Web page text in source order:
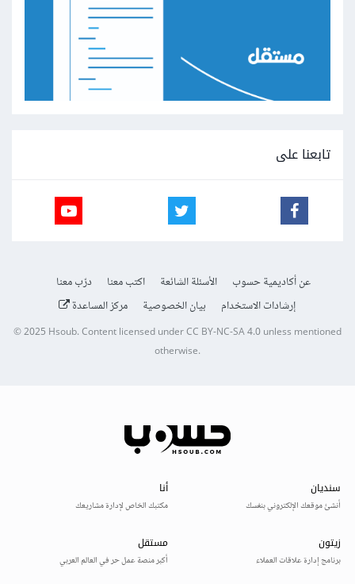
تابعنا على
عن أكاديمية حسوب الأسئلة الشائعة اكتب معنا
درّب معنا
إرشادات الاستخدام
بيان الخصوصية مركز المساعدة
© 2025Hsoub.Content licensed underCC BY-NC-SA 4.0unless mentioned
otherwise.